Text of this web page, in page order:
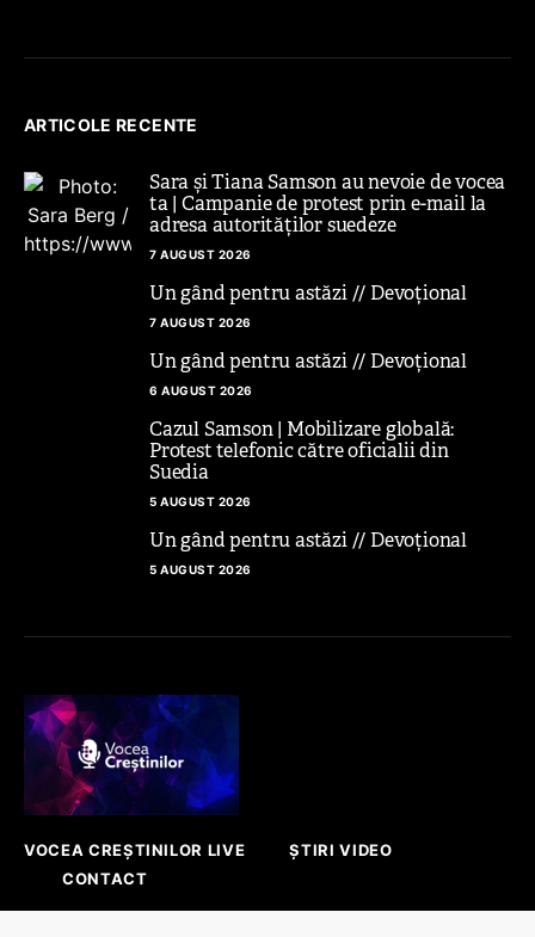
ARTICOLE RECENTE
Sara și Tiana Samson au nevoie de vocea
ta | Campanie de protest prin e-mail la
adresa autorităților suedeze
7 AUGUST 2026
Un gând pentru astăzi // Devoțional
7 AUGUST 2026
Un gând pentru astăzi // Devoțional
6 AUGUST 2026
Cazul Samson | Mobilizare globală:
Protest telefonic către oficialii din
Suedia
5 AUGUST 2026
Un gând pentru astăzi // Devoțional
5 AUGUST 2026
VOCEA CREȘTINILOR LIVE
ȘTIRI VIDEO
CONTACT